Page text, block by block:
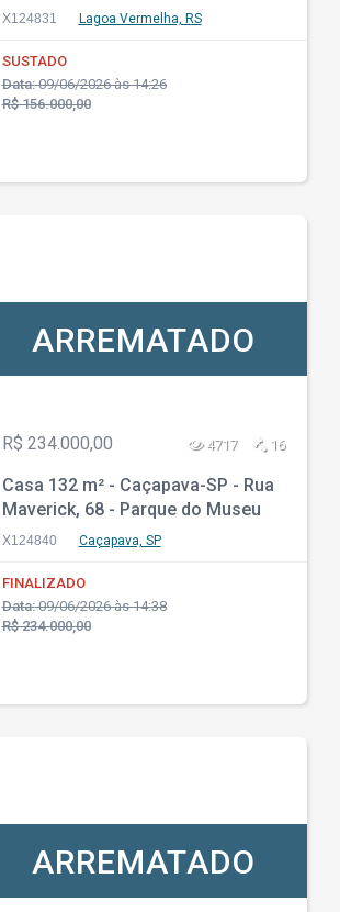
Branco, 190 - Gentil
X124831 Lagoa Vermelha, RS
SUSTADO
Data:09/06/2026 às 14:26
R$ 156.000,00
ARREMATADO
R$ 234.000,00 4717 16
Casa 132 m² - Caçapava-SP - Rua
Maverick, 68 - Parque do Museu
X124840 Caçapava, SP
FINALIZADO
Data:09/06/2026 às 14:38
R$ 234.000,00
ARREMATADO